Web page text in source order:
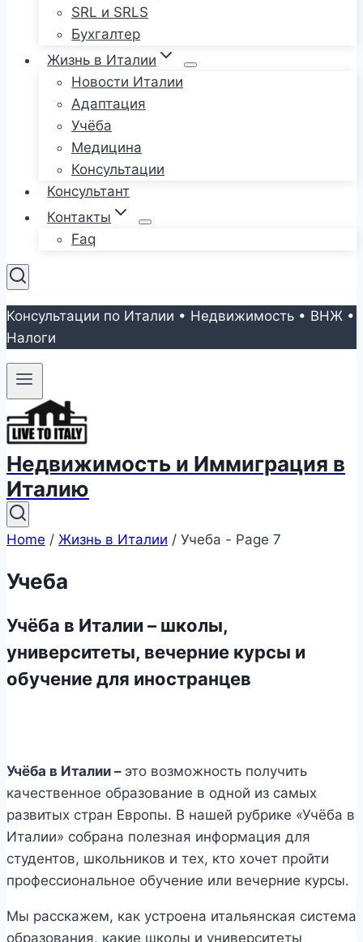
SRL и SRLS
Бухгалтер
Жизнь в Италии
Новости Италии
Адаптация
Учёба
Медицина
Консультации
Консультант
Контакты
Faq
Консультации по Италии • Недвижимость • ВНЖ •
Налоги
Недвижимость и Иммиграция в
Италию
Home / Жизнь в Италии / Учеба - Page 7
Учеба
Учёба в Италии – школы,
университеты, вечерние курсы и
обучение для иностранцев
Учёба в Италии – это возможность получить
качественное образование в одной из самых
развитых стран Европы. В нашей рубрике «Учёба в
Италии» собрана полезная информация для
студентов, школьников и тех, кто хочет пройти
профессиональное обучение или вечерние курсы.
Мы расскажем, как устроена итальянская система
образования, какие школы и университеты